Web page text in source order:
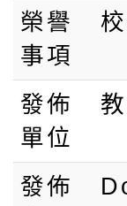
榮譽
事項
發佈
單位
發佈